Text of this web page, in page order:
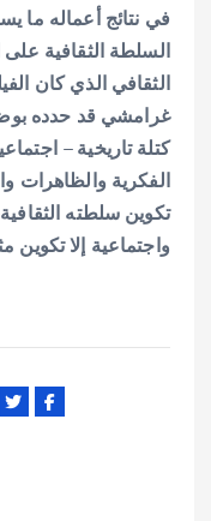
في نتائج أعماله ما
السلطة الثقافية
الثقافي الذي كان
غرامشي قد حدده
كتلة تاريخية –
الفكرية والظاهرات
تكوين سلطته
واجتماعية إلا تكوين